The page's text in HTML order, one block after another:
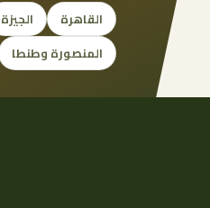
القاهرة الجيزة
المنصورة وطنطا